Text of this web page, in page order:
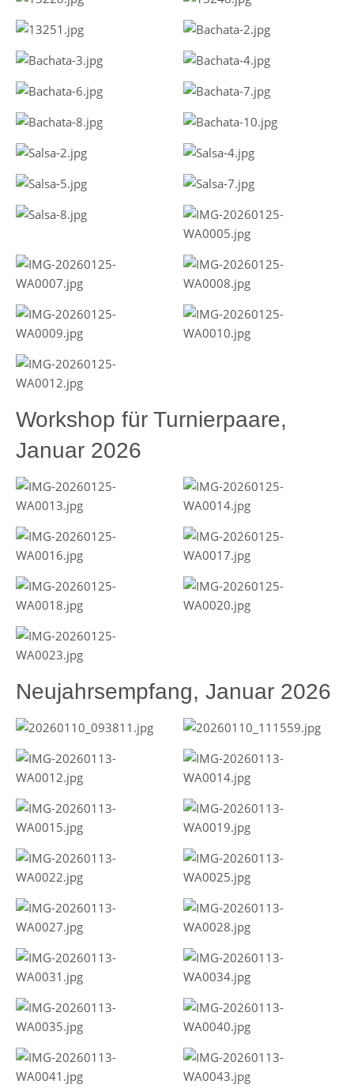
Workshop für Turnierpaare,
Januar 2026
Neujahrsempfang, Januar 2026